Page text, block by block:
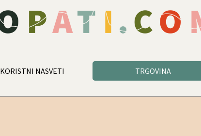
KORISTNI NASVETI TRGOVINA